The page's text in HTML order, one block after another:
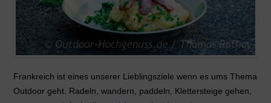
Frankreich ist eines unserer Lieblingsziele wenn es ums Thema
Outdoor geht. Radeln, wandern, paddeln, Klettersteige gehen,